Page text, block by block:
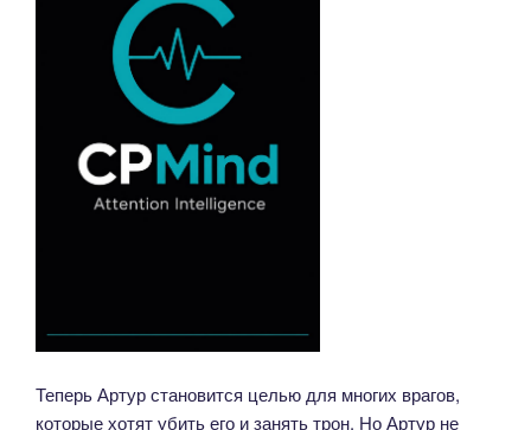
Теперь Артур становится целью для многих врагов,
которые хотят убить его и занять трон. Но Артур не